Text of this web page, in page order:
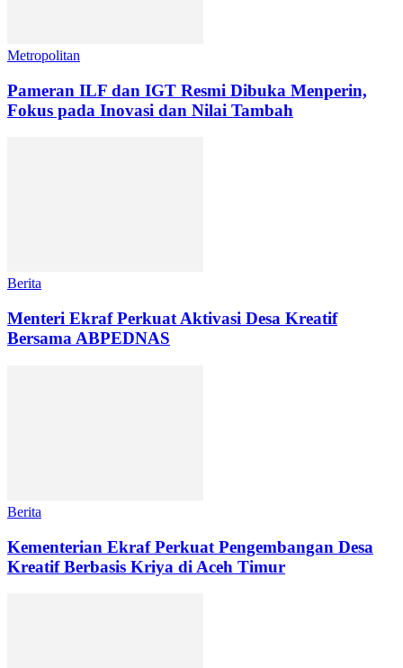
Metropolitan
Pameran ILF dan IGT Resmi Dibuka Menperin,
Fokus pada Inovasi dan Nilai Tambah
Berita
Menteri Ekraf Perkuat Aktivasi Desa Kreatif
Bersama ABPEDNAS
Berita
Kementerian Ekraf Perkuat Pengembangan Desa
Kreatif Berbasis Kriya di Aceh Timur